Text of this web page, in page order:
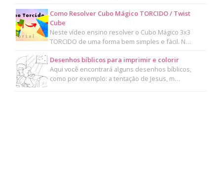
Como Resolver Cubo Mágico TORCIDO / Twist
Cube
Neste vídeo ensino resolver o Cubo Mágico 3x3
TORCIDO de uma forma bem simples e fácil. N…
Desenhos bíblicos para imprimir e colorir
Aqui você encontrará alguns desenhos bíblicos,
como por exemplo: a tentação de Jesus, m…